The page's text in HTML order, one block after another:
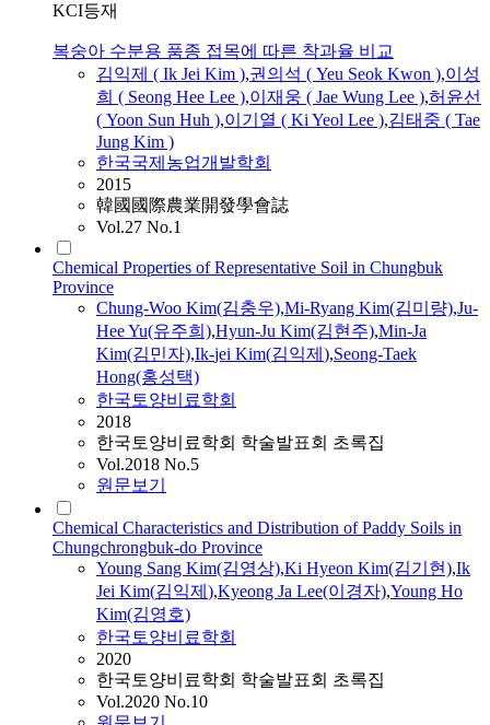
KCI등재
복숭아 수분용 품종 접목에 따른 착과율 비교
김익제 ( Ik Jei Kim ),권의석 ( Yeu Seok Kwon ),이성
희 ( Seong Hee Lee ),이재웅 ( Jae Wung Lee ),허윤선
( Yoon Sun Huh ),이기열 ( KiYeol Lee ),김태중 ( Tae
Jung Kim )
한국국제농업개발학회
2015
韓國國際農業開發學會誌
Vol.27 No.1
Chemical Properties of Representative Soil in Chungbuk
Province
Chung-Woo Kim(김충우),Mi-Ryang Kim(김미량),Ju-
Hee Yu(유주희),Hyun-Ju Kim(김현주),Min-Ja
Kim(김민자),Ik-jei Kim(김익제 ),Seong-Taek
Hong(홍성택)
한국토양비료학회
2018
한국토양비료학회 학술발표회 초록집
Vol.2018 No.5
원문보기
Chemical Characteristics and Distribution of Paddy Soils in
Chungchrongbuk-do Province
Young Sang Kim(김영상),Ki Hyeon Kim(김기현),Ik
Jei Kim(김익제 ),Kyeong Ja Lee(이경자),Young Ho
Kim(김영호)
한국토양비료학회
2020
한국토양비료학회 학술발표회 초록집
Vol.2020 No.10